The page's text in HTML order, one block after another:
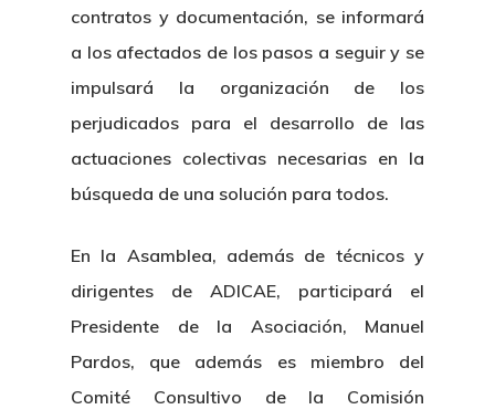
contratos y documentación, se informará
a los afectados de los pasos a seguir y se
impulsará la organización de los
perjudicados para el desarrollo de las
actuaciones colectivas necesarias en la
búsqueda de una solución para todos.
En la Asamblea, además de técnicos y
dirigentes de ADICAE, participará el
Presidente de la Asociación, Manuel
Pardos, que además es miembro del
Comité Consultivo de la Comisión